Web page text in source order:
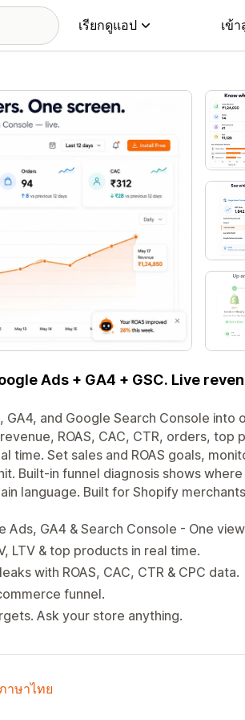
เรียกดูแอป เข้
Ads + GA4 + GSC. Live
and Google Search Console into
ROAS, CAC, CTR, orders, top
time. Set sales and ROAS goals,
Built-in funnel diagnosis shows
language. Built for Shopify
Ads, GA4 & Search Console - One
LTV & top products in real time.
with ROAS, CAC, CTR & CPC data.
funnel.
Ask your store anything.
าษาไทย